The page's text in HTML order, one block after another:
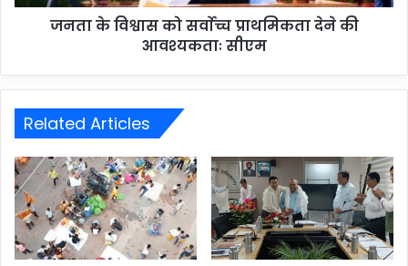
जनता के विश्वास को सर्वाेच्च प्राथमिकता देने की
आवश्यकताः सीएम
Related Articles